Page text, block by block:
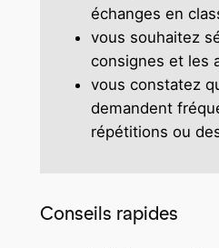
échanges en
vous souhaitez
consignes et les
vous constatez
demandent
répétitions ou
Conseils rapides